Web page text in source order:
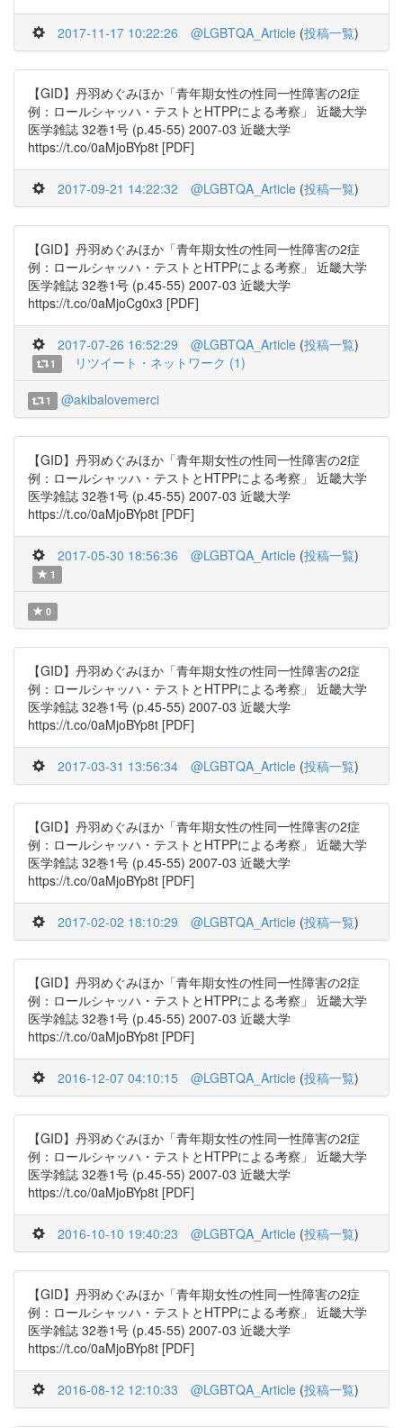
2017-11-17 10:22:26 @LGBTQA_Article (投稿一覧)
【GID】丹羽めぐみほか「青年期女性の性同一性障害の2症
例：ロールシャッハ・テストとHTPPによる考察」 近畿大学
医学雑誌 32巻1号 (p.45-55) 2007-03 近畿大学
https://t.co/0aMjoBYp8t [PDF]
2017-09-21 14:22:32 @LGBTQA_Article (投稿一覧)
【GID】丹羽めぐみほか「青年期女性の性同一性障害の2症
例：ロールシャッハ・テストとHTPPによる考察」 近畿大学
医学雑誌 32巻1号 (p.45-55) 2007-03 近畿大学
https://t.co/0aMjoCg0x3 [PDF]
2017-07-26 16:52:29 @LGBTQA_Article (投稿一覧)
1 リツイート・ネットワーク (1)
1 @akibalovemerci
【GID】丹羽めぐみほか「青年期女性の性同一性障害の2症
例：ロールシャッハ・テストとHTPPによる考察」 近畿大学
医学雑誌 32巻1号 (p.45-55) 2007-03 近畿大学
https://t.co/0aMjoBYp8t [PDF]
2017-05-30 18:56:36 @LGBTQA_Article (投稿一覧)
1
0
【GID】丹羽めぐみほか「青年期女性の性同一性障害の2症
例：ロールシャッハ・テストとHTPPによる考察」 近畿大学
医学雑誌 32巻1号 (p.45-55) 2007-03 近畿大学
https://t.co/0aMjoBYp8t [PDF]
2017-03-31 13:56:34 @LGBTQA_Article (投稿一覧)
【GID】丹羽めぐみほか「青年期女性の性同一性障害の2症
例：ロールシャッハ・テストとHTPPによる考察」 近畿大学
医学雑誌 32巻1号 (p.45-55) 2007-03 近畿大学
https://t.co/0aMjoBYp8t [PDF]
2017-02-02 18:10:29 @LGBTQA_Article (投稿一覧)
【GID】丹羽めぐみほか「青年期女性の性同一性障害の2症
例：ロールシャッハ・テストとHTPPによる考察」 近畿大学
医学雑誌 32巻1号 (p.45-55) 2007-03 近畿大学
https://t.co/0aMjoBYp8t [PDF]
2016-12-07 04:10:15 @LGBTQA_Article (投稿一覧)
【GID】丹羽めぐみほか「青年期女性の性同一性障害の2症
例：ロールシャッハ・テストとHTPPによる考察」 近畿大学
医学雑誌 32巻1号 (p.45-55) 2007-03 近畿大学
https://t.co/0aMjoBYp8t [PDF]
2016-10-10 19:40:23 @LGBTQA_Article (投稿一覧)
【GID】丹羽めぐみほか「青年期女性の性同一性障害の2症
例：ロールシャッハ・テストとHTPPによる考察」 近畿大学
医学雑誌 32巻1号 (p.45-55) 2007-03 近畿大学
https://t.co/0aMjoBYp8t [PDF]
2016-08-12 12:10:33 @LGBTQA_Article (投稿一覧)